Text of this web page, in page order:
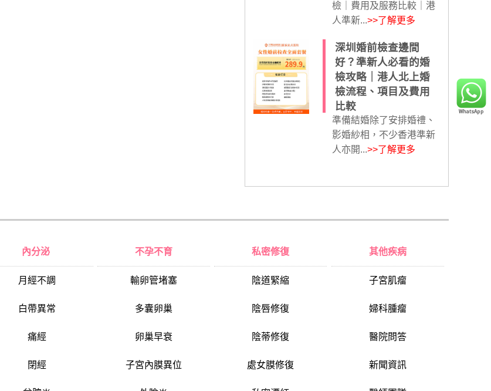
檢｜費用及服務比較｜港
人準新...>>了解更多
深圳婚前檢查邊間
好？準新人必看的婚
檢攻略｜港人北上婚
檢流程、項目及費用
比較
準備結婚除了安排婚禮、
影婚紗相，不少香港準新
人亦開...>>了解更多
內分泌
月經不調
白帶異常
痛經
閉經
不孕不育
輸卵管堵塞
多囊卵巢
卵巢早衰
子宮內膜異位
私密修復
陰道緊縮
陰唇修復
陰蒂修復
處女膜修復
其他疾病
子宮肌瘤
婦科腫瘤
醫院問答
新聞資訊